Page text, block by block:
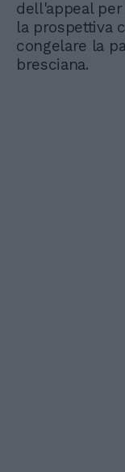
dell'appeal
la prospettiva
congelare la
bresciana.